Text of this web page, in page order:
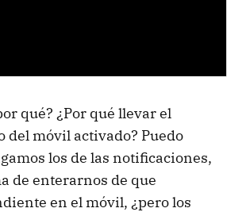
qué? ¿Por qué llevar el
del móvil activado? Puedo
los de las notificaciones,
de enterarnos de que
en el móvil, ¿pero los